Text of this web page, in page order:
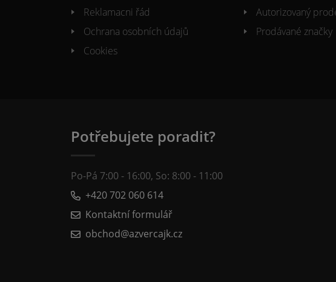
Reklamacni řád
Ochrana osobních údajů
Cookies
Autorizovaný
Prodávané značky
Potřebujete poradit?
Po-Pá 7:00 - 16:00, So: 8:00 - 11:00
+420 702 060 614
Kontaktní formulář
obchod@azvercajk.cz